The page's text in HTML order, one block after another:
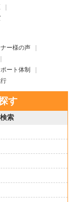
ー様の声
ート体制
す
索